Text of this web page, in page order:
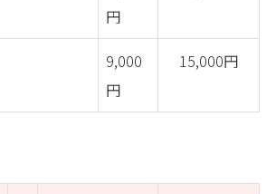
円
9,000
円
15,000円